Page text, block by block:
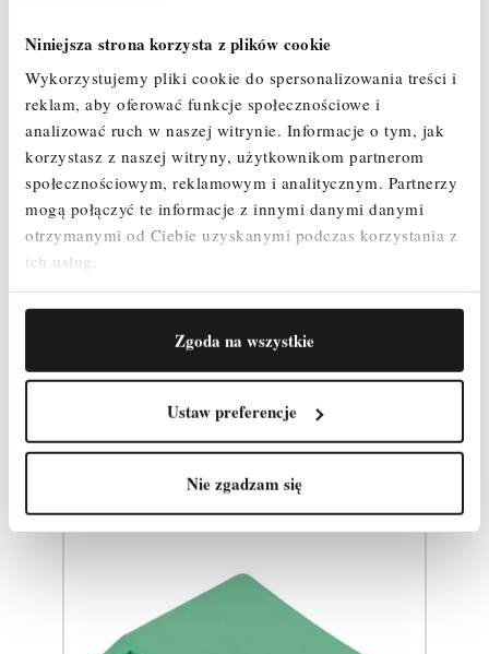
Niniejsza strona korzysta z plików cookie
Wykorzystujemy pliki cookie do spersonalizowania treści i
reklam, aby oferować funkcje społecznościowe i
analizować ruch w naszej witrynie. Informacje o tym, jak
korzystasz z naszej witryny, użytkownikom partnerom
społecznościowym, reklamowym i analitycznym. Partnerzy
mogą połączyć te informacje z innymi danymi danymi
otrzymanymi od Ciebie uzyskanymi podczas korzystania z
ich usług.
Zgoda na wszystkie
Ustaw preferencje
Nie zgadzam się
IndeksStopkiPLS/Teles
W magazynie992 Przedmioty
Produkty, które mogą Cię
zainteresować